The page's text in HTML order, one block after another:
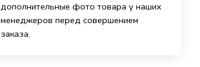
дополнительные фото товара у наших
менеджеров перед совершением
заказа.